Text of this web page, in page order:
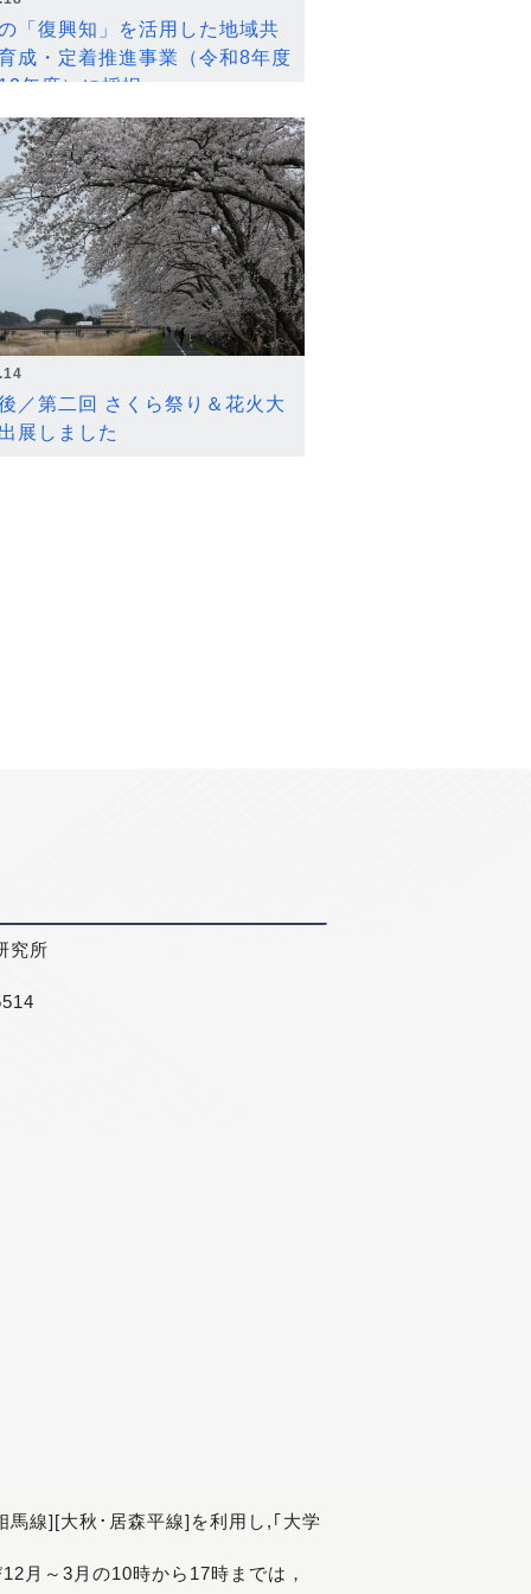
「復興知」を活用した地域共
成・定着推進事業（令和8年度
年度）に採択
／第二回 さくら祭り＆花火大
展しました
究所
線][大秋･居森平線]を利用し,｢大学
月～3月の10時から17時までは，